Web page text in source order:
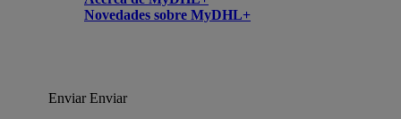
Novedades sobre MyDHL+
EnviarEnviar